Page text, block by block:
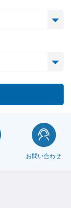
お問い合わせ